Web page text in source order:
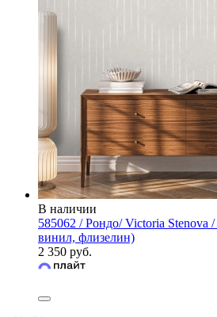
В наличии
585062 / Рондо/ Victoria Stenova
винил, флизелин)
2 350 руб.